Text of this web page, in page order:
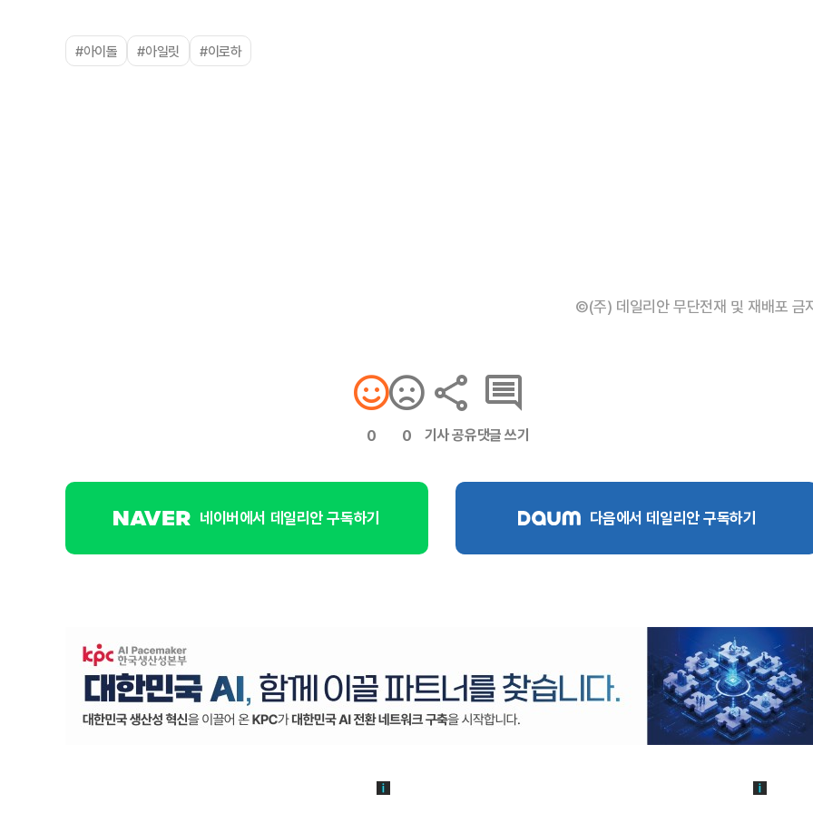
#아이돌 #아일릿 #이로하
©(주) 데일리안 무단전재 및 재배포 금
0 0 기사 공유댓글 쓰기
네이버에서 데일리안 구독하기 다음에서 데일리안 구독하기